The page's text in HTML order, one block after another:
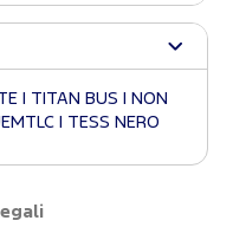
| TITAN BUS | NON
| TESS NERO